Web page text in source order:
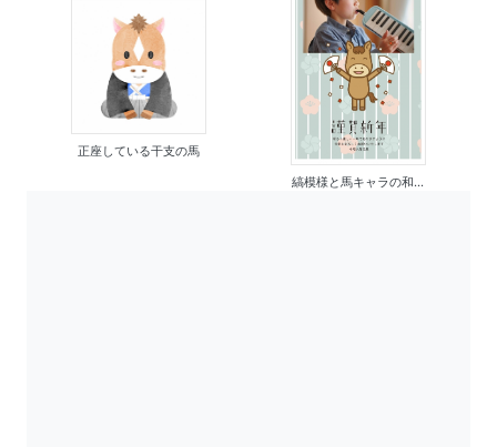
正座している干支の馬
縞模様と馬キャラの和...